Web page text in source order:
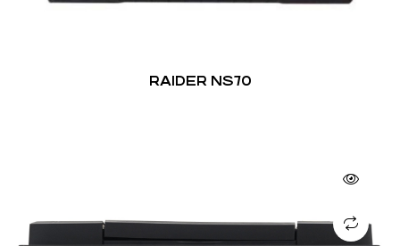
RAIDER NS70